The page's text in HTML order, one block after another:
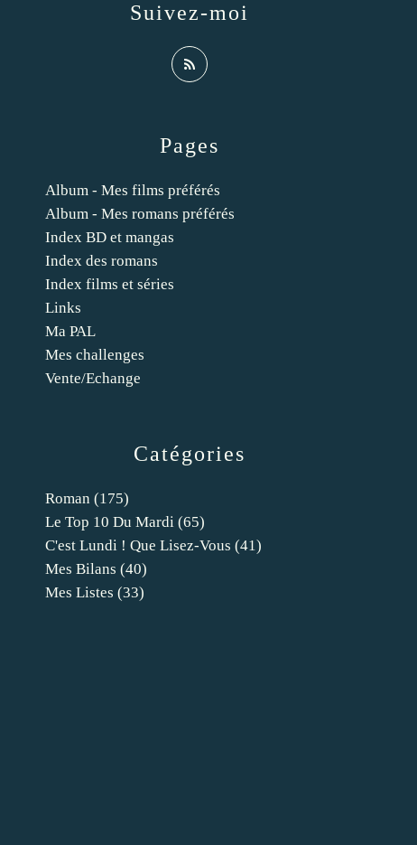
Catégories
Roman (175)
Le Top 10 Du Mardi (65)
C'est Lundi ! Que Lisez-Vous (41)
Mes Bilans (40)
Mes Listes (33)
Pages
Album - Mes films préférés
Album - Mes romans préférés
Index BD et mangas
Index des romans
Index films et séries
Links
Ma PAL
Mes challenges
Vente/Echange
Suivez-moi